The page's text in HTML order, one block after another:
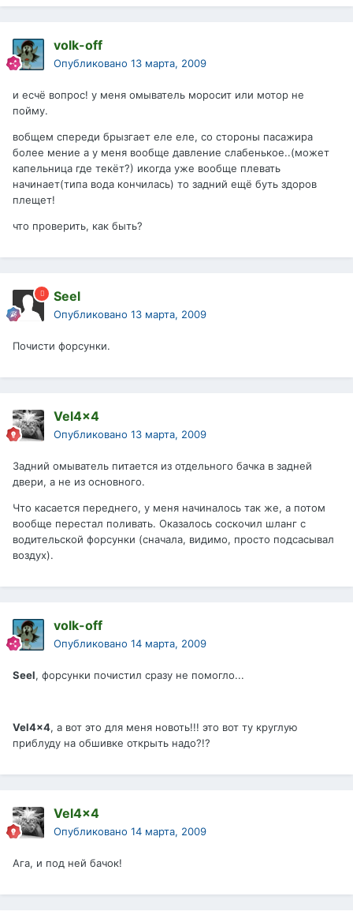
volk-off
Опубликовано 13 марта, 2009
и есчё вопрос! у меня омыватель моросит или мотор не
пойму.
вобщем спереди брызгает еле еле, со стороны пасажира
более мение а у меня вообще давление слабенькое..(может
капельница где текёт?) икогда уже вообще плевать
начинает(типа вода кончилась) то задний ещё буть здоров
плещет!
что проверить, как быть?
Seel
Опубликовано 13 марта, 2009
Почисти форсунки.
Vel4x4
Опубликовано 13 марта, 2009
Задний омыватель питается из отдельного бачка в задней
двери, а не из основного.
Что касается переднего, у меня начиналось так же, а потом
вообще перестал поливать. Оказалось соскочил шланг с
водительской форсунки (сначала, видимо, просто подсасывал
воздух).
volk-off
Опубликовано 14 марта, 2009
Seel, форсунки почистил сразу не помогло...
Vel4x4, а вот это для меня новоть!!! это вот ту круглую
приблуду на обшивке открыть надо?!?
Vel4x4
Опубликовано 14 марта, 2009
Ага, и под ней бачок!